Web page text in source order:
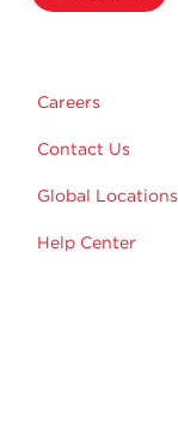
Careers
Contact Us
Global Locations
Help Center